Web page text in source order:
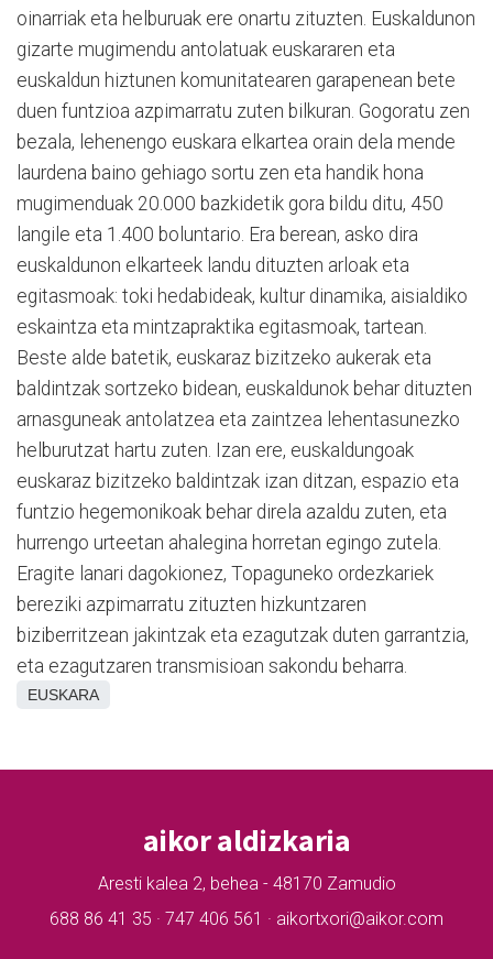
oinarriak eta helburuak ere onartu zituzten. Euskaldunon
gizarte mugimendu antolatuak euskararen eta
euskaldun hiztunen komunitatearen garapenean bete
duen funtzioa azpimarratu zuten bilkuran. Gogoratu zen
bezala, lehenengo euskara elkartea orain dela mende
laurdena baino gehiago sortu zen eta handik hona
mugimenduak 20.000 bazkidetik gora bildu ditu, 450
langile eta 1.400 boluntario. Era berean, asko dira
euskaldunon elkarteek landu dituzten arloak eta
egitasmoak: toki hedabideak, kultur dinamika, aisialdiko
eskaintza eta mintzapraktika egitasmoak, tartean.
Beste alde batetik, euskaraz bizitzeko aukerak eta
baldintzak sortzeko bidean, euskaldunok behar dituzten
arnasguneak antolatzea eta zaintzea lehentasunezko
helburutzat hartu zuten. Izan ere, euskaldungoak
euskaraz bizitzeko baldintzak izan ditzan, espazio eta
funtzio hegemonikoak behar direla azaldu zuten, eta
hurrengo urteetan ahalegina horretan egingo zutela.
Eragite lanari dagokionez, Topaguneko ordezkariek
bereziki azpimarratu zituzten hizkuntzaren
biziberritzean jakintzak eta ezagutzak duten garrantzia,
eta ezagutzaren transmisioan sakondu beharra.
EUSKARA
aikor aldizkaria
Aresti kalea 2, behea - 48170 Zamudio
688 86 41 35 · 747 406 561 · aikortxori@aikor.com